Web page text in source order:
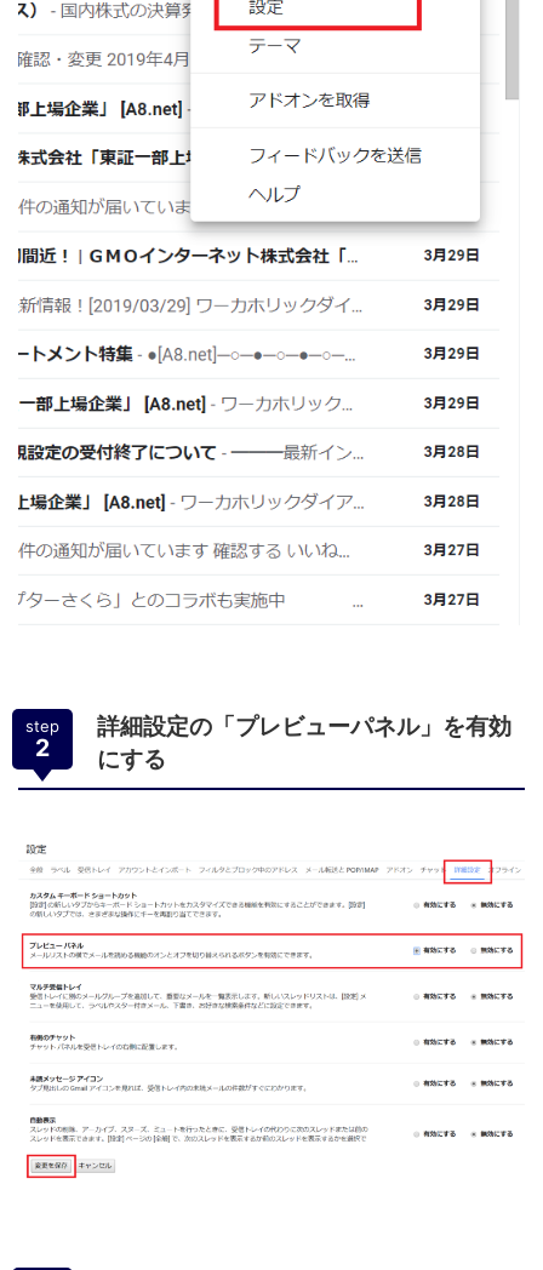
step
2
詳細設定の「プレビューパネル」を有効
にする